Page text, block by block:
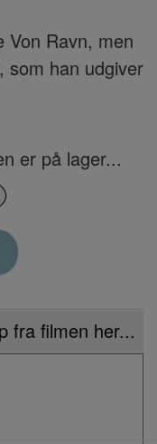
Von Ravn, men
som han udgiver
er på lager...
fra filmen her...